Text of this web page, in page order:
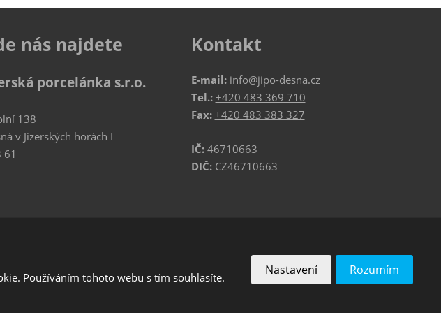
nás najdete
porcelánka s.r.o.
138
v Jizerských horách I
61
Kontakt
E-mail: info@jipo-desna.cz
Tel.: +420 483 369 710
Fax: +420 483 383 327
IČ:46710663
DIČ:CZ46710663
osobních údajů a smluvní podmínky společnosti Google.
Používáním tohoto webu s tím souhlasíte.
Nastavení Rozumím